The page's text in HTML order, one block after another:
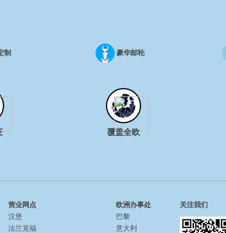
制 豪华邮轮
覆盖全欧
营业网点
汉堡
法兰克福
欧洲办事处
巴黎
意大利
关注我们